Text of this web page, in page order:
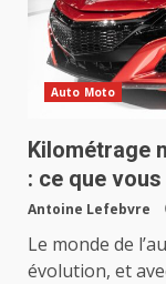
Auto Moto
Kilométrage
: ce que
Antoine Lefebvre
Le monde de
évolution, et